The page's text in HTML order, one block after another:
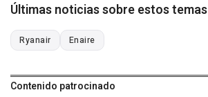
Últimas noticias sobre estos temas
Ryanair Enaire
Contenido patrocinado